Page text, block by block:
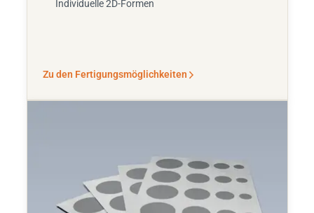
Individuelle 2D-Formen
Zu den Fertigungsmöglichkeiten